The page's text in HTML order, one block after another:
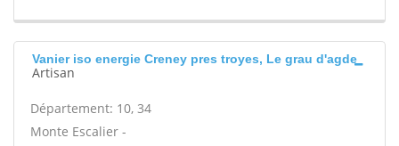
Vanier iso energie Creney pres troyes, Le grau d'agde
Artisan
Département: 10, 34
Monte Escalier -